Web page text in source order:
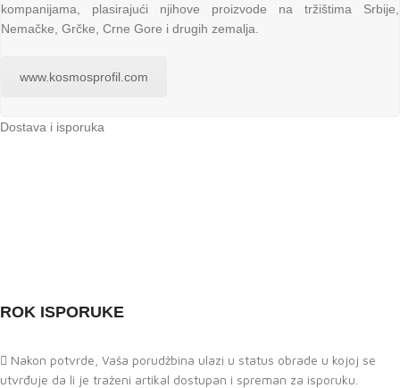
kompanijama, plasirajući njihove proizvode na tržištima Srbije,
Nemačke, Grčke, Crne Gore i drugih zemalja.
www.kosmosprofil.com
Dostava i isporuka
ROK ISPORUKE
Nakon potvrde, Vaša porudžbina ulazi u status obrade u kojoj se
utvrđuje da li je traženi artikal dostupan i spreman za isporuku.